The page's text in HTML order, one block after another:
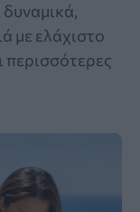
με ελάχιστο
περισσότερες